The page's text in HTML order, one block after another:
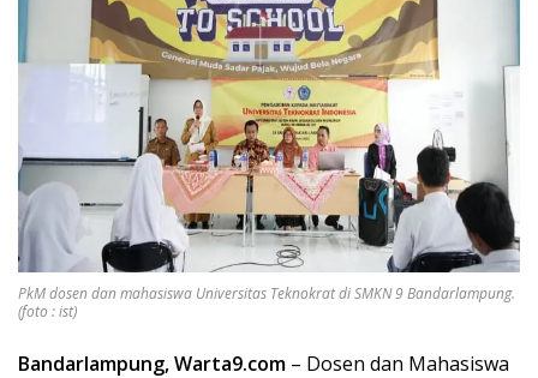
PkM dosen dan mahasiswa Universitas Teknokrat di SMKN 9 Bandarlampung.
(foto : ist)
Bandarlampung, Warta9.com – Dosen dan Mahasiswa